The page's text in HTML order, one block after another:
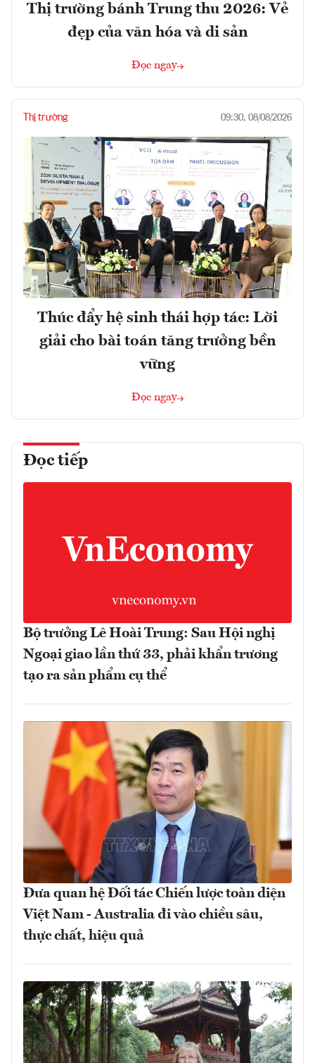
Thị trường bánh Trung thu 2026: Vẻ
đẹp của văn hóa và di sản
Đọc ngay
Thị trường 09:30, 08/08/2026
Thúc đẩy hệ sinh thái hợp tác: Lời
giải cho bài toán tăng trưởng bền
vững
Đọc ngay
Đọc tiếp
Bộ trưởng Lê Hoài Trung: Sau Hội nghị
Ngoại giao lần thứ 33, phải khẩn trương
tạo ra sản phẩm cụ thể
Đưa quan hệ Đối tác Chiến lược toàn diện
Việt Nam - Australia đi vào chiều sâu,
thực chất, hiệu quả